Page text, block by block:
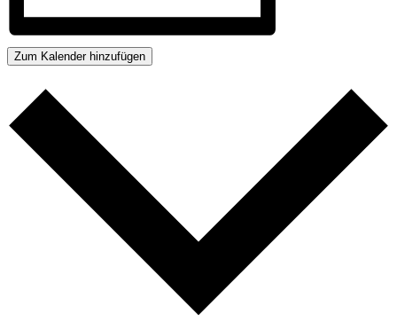
Zum Kalender hinzufügen